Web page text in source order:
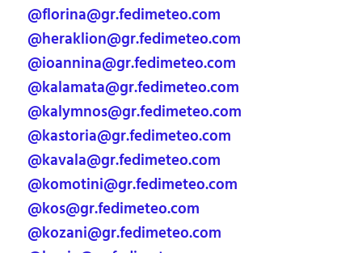
@florina@gr.fedimeteo.com
@heraklion@gr.fedimeteo.com
@ioannina@gr.fedimeteo.com
@kalamata@gr.fedimeteo.com
@kalymnos@gr.fedimeteo.com
@kastoria@gr.fedimeteo.com
@kavala@gr.fedimeteo.com
@komotini@gr.fedimeteo.com
@kos@gr.fedimeteo.com
@kozani@gr.fedimeteo.com